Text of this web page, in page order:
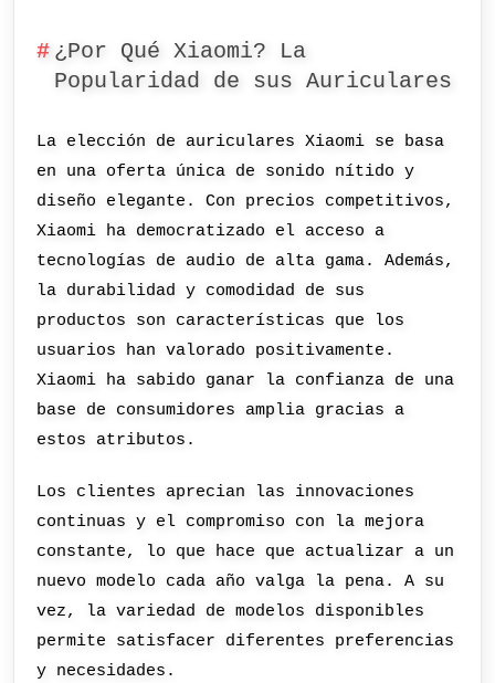
¿Por Qué Xiaomi? La
Popularidad de sus Auriculares
La elección de auriculares Xiaomi se basa
en una oferta única de sonido nítido y
diseño elegante. Con precios competitivos,
Xiaomi ha democratizado el acceso a
tecnologías de audio de alta gama. Además,
la durabilidad y comodidad de sus
productos son características que los
usuarios han valorado positivamente.
Xiaomi ha sabido ganar la confianza de una
base de consumidores amplia gracias a
estos atributos.
Los clientes aprecian las innovaciones
continuas y el compromiso con la mejora
constante, lo que hace que actualizar a un
nuevo modelo cada año valga la pena. A su
vez, la variedad de modelos disponibles
permite satisfacer diferentes preferencias
y necesidades.